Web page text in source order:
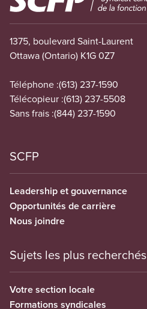
1375, boulevard Saint-Laurent
Ottawa (Ontario) K1G 0Z7
Téléphone :(613) 237-1590
Télécopieur :(613) 237-5508
Sans frais :(844) 237-1590
SCFP
Leadership et gouvernance
Opportunités de carrière
Nous joindre
Sujets les plus recherchés
Votre section locale
Formations syndicales